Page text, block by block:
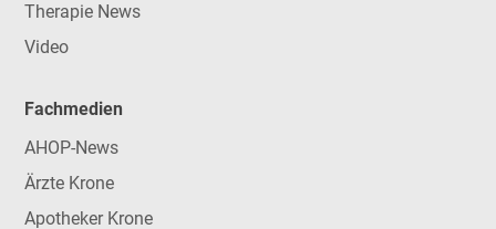
Therapie News
Video
Fachmedien
AHOP-News
Ärzte Krone
Apotheker Krone